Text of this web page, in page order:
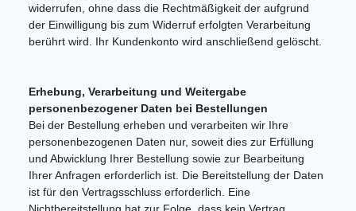
widerrufen, ohne dass die Rechtmäßigkeit der aufgrund
der Einwilligung bis zum Widerruf erfolgten Verarbeitung
berührt wird. Ihr Kundenkonto wird anschließend gelöscht.
Erhebung, Verarbeitung und Weitergabe
personenbezogener Daten bei Bestellungen
Bei der Bestellung erheben und verarbeiten wir Ihre
personenbezogenen Daten nur, soweit dies zur Erfüllung
und Abwicklung Ihrer Bestellung sowie zur Bearbeitung
Ihrer Anfragen erforderlich ist. Die Bereitstellung der Daten
ist für den Vertragsschluss erforderlich. Eine